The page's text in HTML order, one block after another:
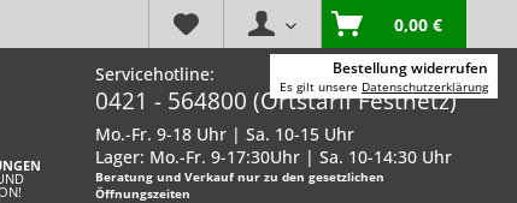
0,00 €
Servicehotline:
0421 - 564800 (Ortstarif Festnetz)
Mo.-Fr. 9-18 Uhr | Sa. 10-15 Uhr
Lager: Mo.-Fr. 9-17:30Uhr | Sa. 10-14:30 Uhr
Beratung und Verkauf nur zu den gesetzlichen
Öffnungszeiten
Bestellung widerrufen
Es gilt unsere Datenschutzerklärung